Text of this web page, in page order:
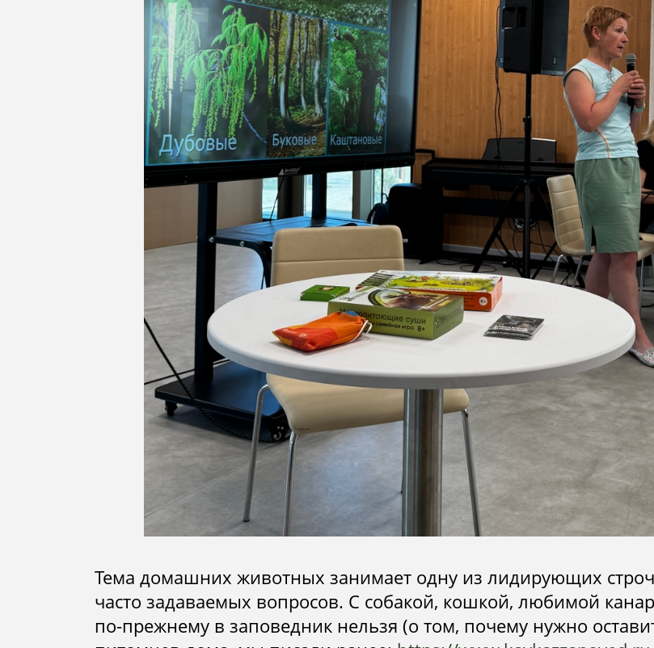
Тема домашних животных занимает одну из лидирующих
часто задаваемых вопросов. С собакой, кошкой, любимой
по-прежнему в заповедник нельзя (о том, почему нужно